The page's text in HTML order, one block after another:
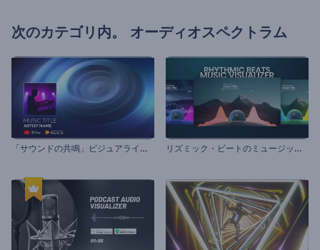
次のカテゴリ内。 オーディオスペクトラム
「
サウンドの共鳴」ビジュアライザー リ
ズミック・ビートのミュージック・ビジュアライザー